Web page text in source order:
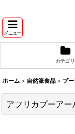
メニュー
カテゴリ
ホーム > 自然派食品 > プ
アフリカプーア